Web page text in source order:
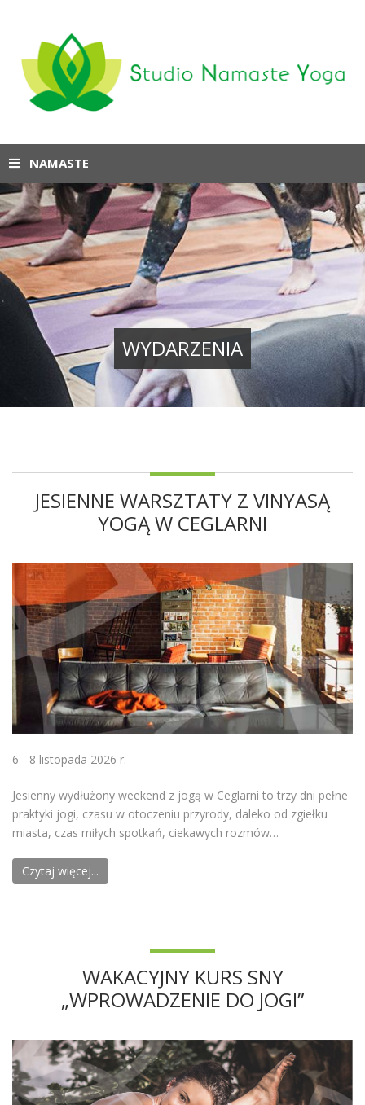
NAMASTE
WYDARZENIA
JESIENNE WARSZTATY Z VINYASĄ
YOGĄ W CEGLARNI
6 - 8 listopada 2026 r.
Jesienny wydłużony weekend z jogą w Ceglarni to trzy dni pełne
praktyki jogi, czasu w otoczeniu przyrody, daleko od zgiełku
miasta, czas miłych spotkań, ciekawych rozmów…
Czytaj więcej...
WAKACYJNY KURS SNY
„WPROWADZENIE DO JOGI”